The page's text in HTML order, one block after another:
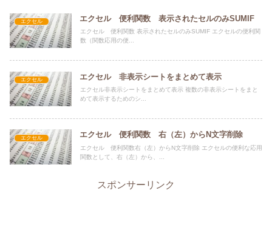
エクセル エクセル 便利関数 表示されたセルのみSUMIF
エクセル 便利関数 表示されたセルのみSUMIF エクセルの便利関
数（関数応用の便...
エクセル エクセル 非表示シートをまとめて表示
エクセル非表示シートをまとめて表示 複数の非表示シートをまと
めて表示するためのシ...
エクセル エクセル 便利関数 右（左）からN文字削除
エクセル 便利関数右（左）からN文字削除 エクセルの便利な応用
関数として、右（左）から、...
スポンサーリンク